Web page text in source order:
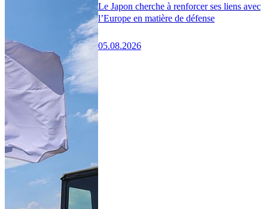
Le Japon cherche à renforcer ses liens avec
l’Europe en matière de défense
05.08.2026